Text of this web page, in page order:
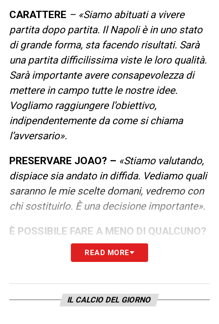
CARATTERE – «Siamo abituati a vivere
partita dopo partita. Il Napoli è in uno stato
di grande forma, sta facendo risultati. Sarà
una partita difficilissima viste le loro qualità.
Sarà importante avere consapevolezza di
mettere in campo tutte le nostre idee.
Vogliamo raggiungere l’obiettivo,
indipendentemente da come si chiama
l’avversario».
PRESERVARE JOAO? – «Stiamo valutando,
dispiace sia andato in diffida. Vediamo quali
saranno le mie scelte domani, vedremo con
chi sostituirlo. È una decisione importante».
È POSSIBILE FARE A MENO DI QUALCUNO?
«Vediamo domani, vedremo le scelte. Noi
la viviamo come se fosse l’ultima gara.
che sia al top. Oggi c’è il Napoli e quindi
dobbiamo provare a portare via un risultato
READ MORE
IL CALCIO DEL GIORNO